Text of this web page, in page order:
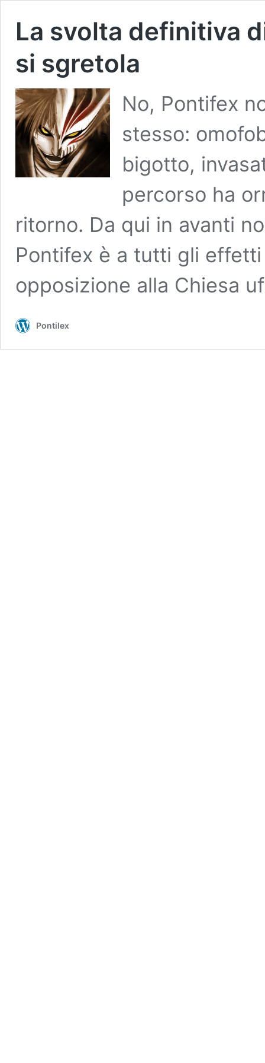
La svolta definitiva
si sgretola
No, Pontifex
stesso:
bigotto,
percorso ha
ritorno. Da qui in avanti
Pontifex è a tutti gli
opposizione alla Chiesa
Pontilex